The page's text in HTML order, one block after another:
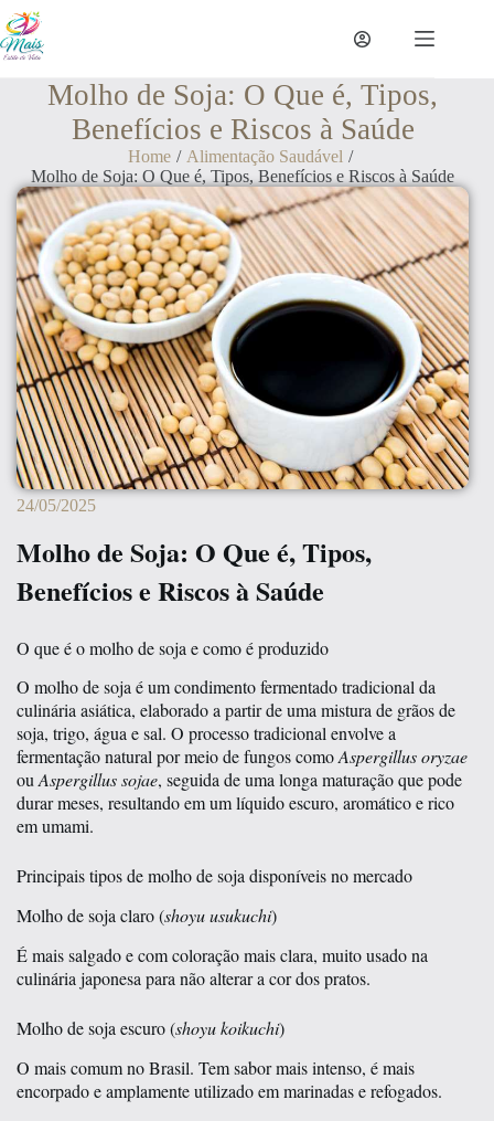
Molho de Soja: O Que é, Tipos,
Benefícios e Riscos à Saúde
Home / Alimentação Saudável /
Molho de Soja: O Que é, Tipos, Benefícios e Riscos à Saúde
24/05/2025
Molho de Soja: O Que é, Tipos,
Benefícios e Riscos à Saúde
O que é o molho de soja e como é produzido
O molho de soja é um condimento fermentado tradicional da
culinária asiática, elaborado a partir de uma mistura de grãos de
soja, trigo, água e sal. O processo tradicional envolve a
fermentação natural por meio de fungos comoAspergillus oryzae
ouAspergillus sojae, seguida de uma longa maturação que pode
durar meses, resultando em um líquido escuro, aromático e rico
em umami.
Principais tipos de molho de soja disponíveis no mercado
Molho de soja claro (shoyu usukuchi)
É mais salgado e com coloração mais clara, muito usado na
culinária japonesa para não alterar a cor dos pratos.
Molho de soja escuro (shoyu koikuchi)
O mais comum no Brasil. Tem sabor mais intenso, é mais
encorpado e amplamente utilizado em marinadas e refogados.